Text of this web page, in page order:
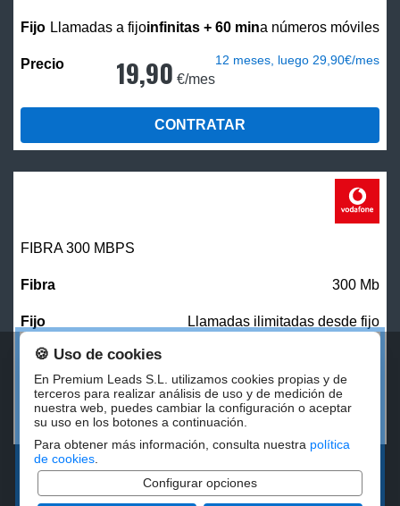
Llamadas a fijoinfinitas + 60 mina números móviles
19,90 €/mes
12 meses, luego 29,90€/mes
CONTRATAR
FIBRA 300 MBPS
300 Mb
Llamadas ilimitadas desde fijo
27,00 €/mes
CONTRATAR
🍪 Uso de cookies
En Premium Leads S.L. utilizamos cookies propias y de
terceros para realizar análisis de uso y de medición de
nuestra web, puedes cambiar la configuración o aceptar
su uso en los botones a continuación.
Para obtener más información, consulta nuestra política
de cookies
Configurar opciones